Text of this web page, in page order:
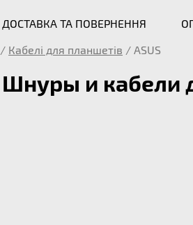
ДОСТАВКА ТА ПОВЕРНЕННЯ
/ Кабелі для планшетів / ASUS
Шнуры и кабели